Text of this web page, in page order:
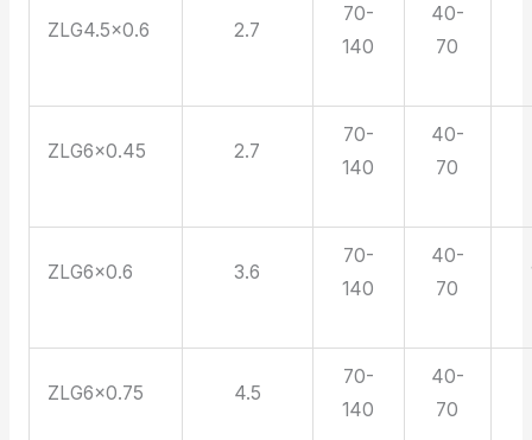
ZLG4.5×0.6 2.7
70-
140
40-
70
ZLG6×0.45 2.7
70-
140
40-
70
ZLG6×0.6 3.6
70-
140
40-
70
ZLG6×0.75 4.5
70-
140
40-
70